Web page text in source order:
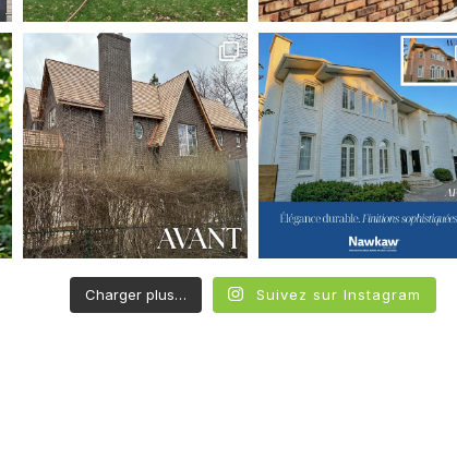
Charger plus… Suivez sur Instagram